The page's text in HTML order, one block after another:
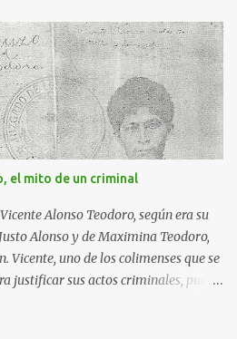
de Colima, hasta Ajijic, a la altura del
por el sur hasta el ahora río Cachan
en Michoacán. Se dice que era la
un pequeño grupo de
Montaño, llegaron aquí por el
se quedaron en un pueblo
purépechas a decir a los señores de
paz, pero cuando llegaron acá fueron
devorados. Los españoles
de los colimotes...
el mito de un criminal
Alonso Teodoro, según era su
Alonso y de Maximina Teodoro,
Vicente, uno de los colimenses que se
sus actos criminales, pues